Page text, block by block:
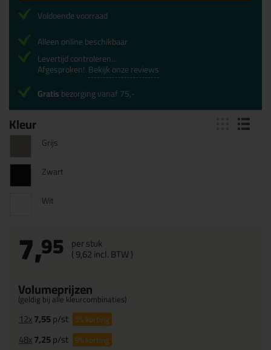
Kleur
Grijs
Zwart
Wit
7,95 per stuk
(9,62incl. BTW )
Volumeprijzen
(geldig bij alle kleurcombinaties)
12x7,55p/st 5%korting
48x7,25p/st 9%korting
Voldoende voorraad
Alleen online beschikbaar
Levertijd controleren...
Afgesproken! Bekijk onze reviews
Gratisbezorging vanaf 75,-